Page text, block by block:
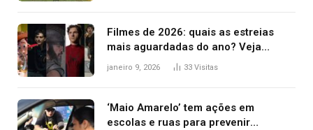
Filmes de 2026: quais as estreias
mais aguardadas do ano? Veja
principais lançamentos do cinema
janeiro 9, 2026 33 Visitas
‘Maio Amarelo’ tem ações em
escolas e ruas para prevenir